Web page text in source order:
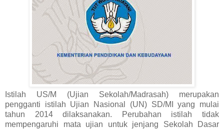
Istilah US/M (Ujian Sekolah/Madrasah) merupakan
pengganti istilah Ujian Nasional (UN) SD/MI yang mulai
tahun 2014 dilaksanakan. Perubahan istilah tidak
mempengaruhi mata ujian untuk jenjang Sekolah Dasar